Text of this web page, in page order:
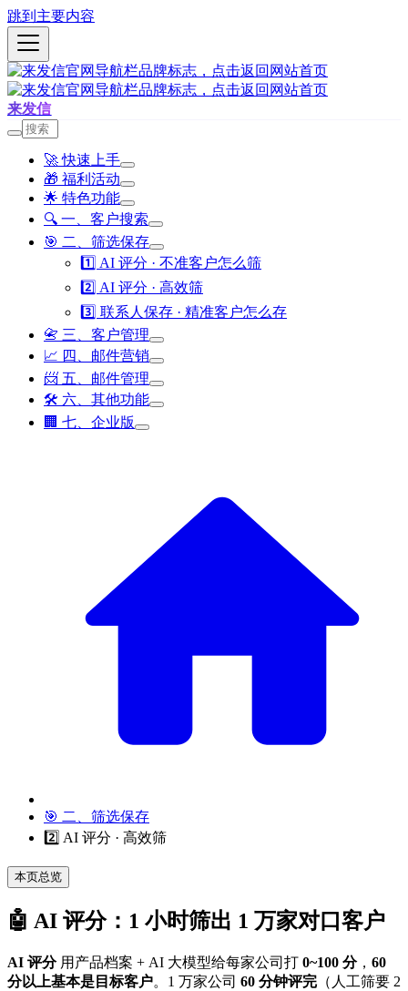
跳到主要内容
来发信
🚀 快速上手
🎁 福利活动
🌟 特色功能
🔍 一、客户搜索
🎯 二、筛选保存
1️⃣ AI 评分 · 不准客户怎么筛
2️⃣ AI 评分 · 高效筛
3️⃣ 联系人保存 · 精准客户怎么存
📇 三、客户管理
📈 四、邮件营销
📨 五、邮件管理
🛠️ 六、其他功能
🏢 七、企业版
🎯 二、筛选保存
2️⃣ AI 评分 · 高效筛
本页总览
🤖 AI 评分：1 小时筛出 1 万家对口客户
AI 评分用产品档案 + AI 大模型给每家公司打 0~100 分， 60
分以上基本是目标客户。1 万家公司 60 分钟评完 （人工筛要 2